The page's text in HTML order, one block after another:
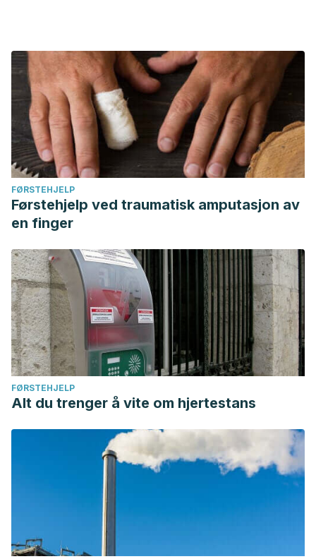
FØRSTEHJELP
Førstehjelp ved traumatisk amputasjon av
en finger
FØRSTEHJELP
Alt du trenger å vite om hjertestans